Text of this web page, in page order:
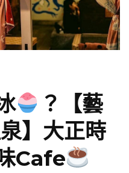
？【藝
】大正時
Cafe